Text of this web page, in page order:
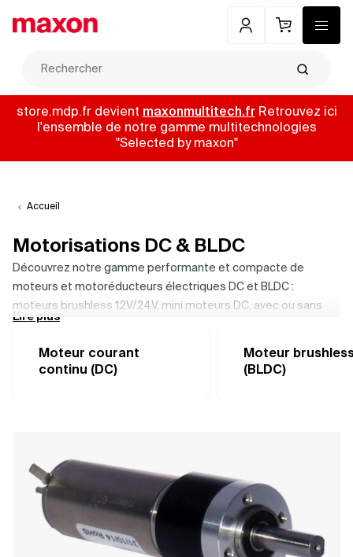
Mon compte
Panier
store.mdp.fr devient maxonmultitech.frRetrouvez ici
l'ensemble de notre gamme multitechnologies
"Selected by maxon"
Accueil
Motorisations DC & BLDC
Découvrez notre gamme performante et compacte de
moteurs et motoréducteurs électriques DC et BLDC :
moteurs brushless 12V/24V, mini moteurs DC, avec ou sans
électronique intégrée. Idéale pour l’automatisation, la
rendement optimisé.
Lire plus
Moteur courant
continu (DC)
Moteur
(BLDC)